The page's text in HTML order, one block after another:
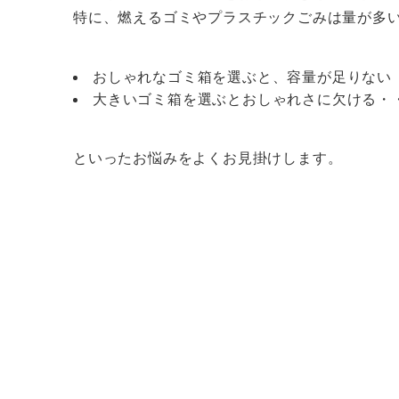
特に、燃えるゴミやプラスチックごみは量が多い
おしゃれなゴミ箱を選ぶと、容量が足りない
大きいゴミ箱を選ぶとおしゃれさに欠ける・
といったお悩みをよくお見掛けします。